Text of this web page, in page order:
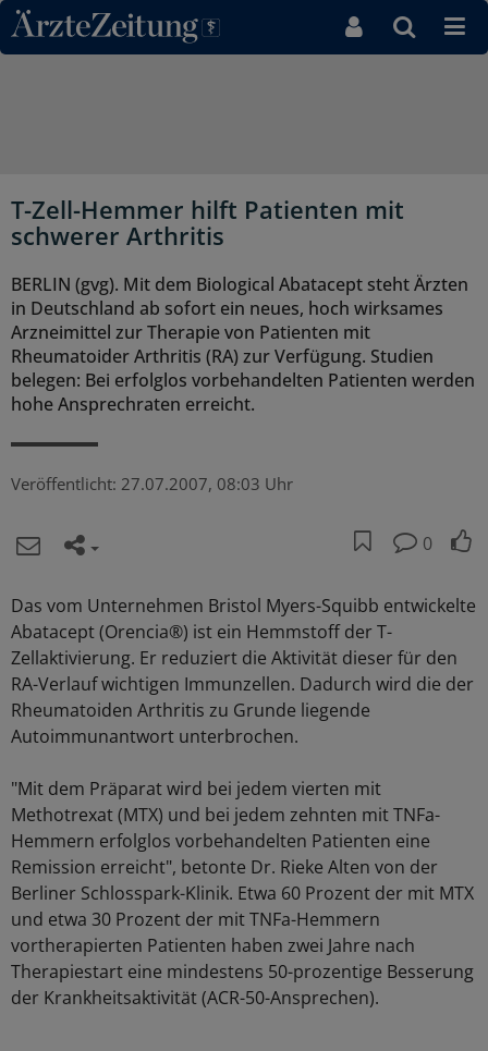
Direkt zum Inhaltsbereich
T-Zell-Hemmer hilft Patienten mit
schwerer Arthritis
BERLIN (gvg). Mit dem Biological Abatacept steht Ärzten
in Deutschland ab sofort ein neues, hoch wirksames
Arzneimittel zur Therapie von Patienten mit
Rheumatoider Arthritis (RA) zur Verfügung. Studien
belegen: Bei erfolglos vorbehandelten Patienten werden
hohe Ansprechraten erreicht.
Veröffentlicht: 27.07.2007, 08:03 Uhr
0
Das vom Unternehmen Bristol Myers-Squibb entwickelte
Abatacept (Orencia®) ist ein Hemmstoff der T-
Zellaktivierung. Er reduziert die Aktivität dieser für den
RA-Verlauf wichtigen Immunzellen. Dadurch wird die der
Rheumatoiden Arthritis zu Grunde liegende
Autoimmunantwort unterbrochen.
"Mit dem Präparat wird bei jedem vierten mit
Methotrexat (MTX) und bei jedem zehnten mit TNFa-
Hemmern erfolglos vorbehandelten Patienten eine
Remission erreicht", betonte Dr. Rieke Alten von der
Berliner Schlosspark-Klinik. Etwa 60 Prozent der mit MTX
und etwa 30 Prozent der mit TNFa-Hemmern
vortherapierten Patienten haben zwei Jahre nach
Therapiestart eine mindestens 50-prozentige Besserung
der Krankheitsaktivität (ACR-50-Ansprechen).